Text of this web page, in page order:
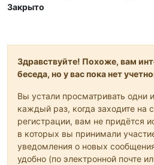
Закрыто
Здравствуйте! Похоже, вам
беседа, но у вас пока нет
Вы устали просматривать одни
каждый раз, когда заходите на
регистрации, вам не придётся
в которых вы принимали
уведомления о новых
удобно (по электронной почте